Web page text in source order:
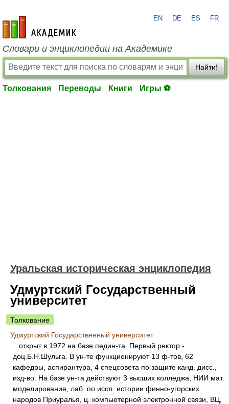
academic.ru
EN DE ES FR
Словари и энциклопедии на Академике
Найти!
Толкования Переводы Книги Игры ⚽
Уральская историческая энциклопедия
Удмуртский Государственный
университет
Толкование
Удмуртский Государственный университет
открыт в 1972 на базе педин-та. Первый ректор -
доц.Б.Н.Шульга. В ун-те функционируют 13 ф-тов, 62
кафедры, аспирантура, 4 спецсовета по защите канд. дисс.,
изд-во. На базе ун-та действуют 3 высших колледжа, НИИ мат.
моделирования, лаб. по иссл. истории финно-угорских
народов Приуралья, ц. компьютерной электронной связи, ВЦ,